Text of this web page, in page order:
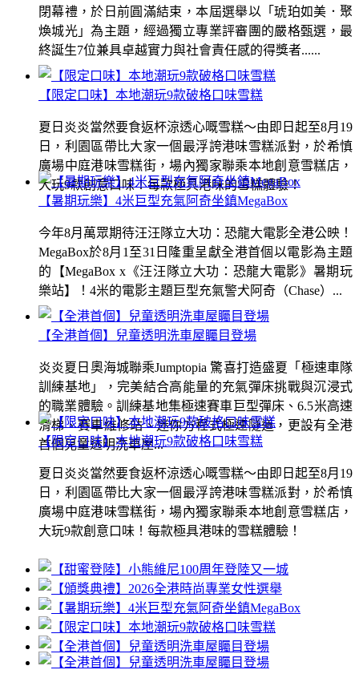
【限定口味】本地潮玩9款破格口味雪糕
夏日炎炎當然要食返杯涼透心嘅雪糕～由即日起至8月19
日，利園區帶比大家一個最浮誇港味雪糕派對，於希慎
廣場中庭港味雪糕街，場內獨家聯乘本地創意雪糕店，
大玩9款創意口味！每款極具港味的雪糕體驗！
【全港首個】兒童透明洗車屋矚目登場
炎炎夏日奧海城聯乘Jumptopia 驚喜打造盛夏「極速車隊
訓練基地」，完美結合高能量的充氣彈床挑戰與沉浸式
的職業體驗。訓練基地集極速賽車巨型彈床、6.5米高速
滑梯、賽車維修站、迷你方程式極速隧道，更設有全港
首個兒童透明洗車屋...
閉幕禮，於日前圓滿結束，本屆選舉以「琥珀如美．聚
煥城光」為主題，經過獨立專業評審團的嚴格甄選，最
終誕生7位兼具卓越實力與社會責任感的得獎者......
【暑期玩樂】4米巨型充氣阿奇坐鎮MegaBox
今年8月萬眾期待汪汪隊立大功：恐龍大電影全港公映！
MegaBox於8月1至31日隆重呈獻全港首個以電影為主題
的【MegaBox x《汪汪隊立大功：恐龍大電影》暑期玩
樂站】！4米的電影主題巨型充氣警犬阿奇（Chase）...
【限定口味】本地潮玩9款破格口味雪糕
夏日炎炎當然要食返杯涼透心嘅雪糕～由即日起至8月19
日，利園區帶比大家一個最浮誇港味雪糕派對，於希慎
廣場中庭港味雪糕街，場內獨家聯乘本地創意雪糕店，
大玩9款創意口味！每款極具港味的雪糕體驗！